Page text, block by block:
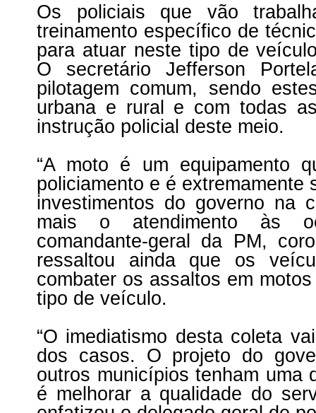
Os policiais que vão
treinamento específico de
para atuar neste tipo de
O secretário Jefferson
pilotagem comum, sendo
urbana e rural e com todas
instrução policial deste meio.
“A moto é um equipamento
policiamento e é extremamente
investimentos do governo na
mais o atendimento às
comandante-geral da PM,
ressaltou ainda que os
combater os assaltos em
tipo de veículo.
“O imediatismo desta coleta
dos casos. O projeto do
outros municípios tenham uma
é melhorar a qualidade do